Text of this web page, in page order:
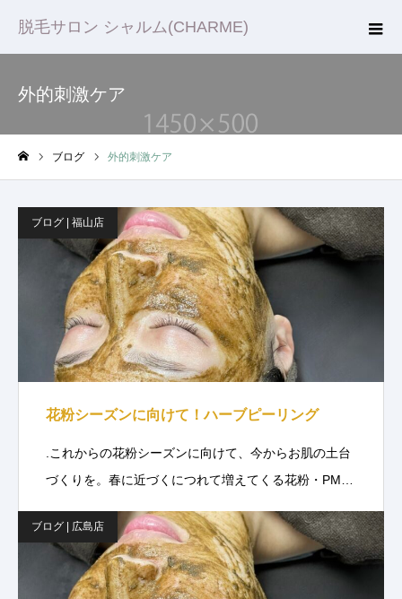
脱毛サロン シャルム(CHARME)
外的刺激ケア
ブログ 外的刺激ケア
ブログ | 福山店
花粉シーズンに向けて！ハーブピーリング
.これからの花粉シーズンに向けて、今からお肌の土台
づくりを。春に近づくにつれて増えてくる花粉・PM…
ブログ | 広島店